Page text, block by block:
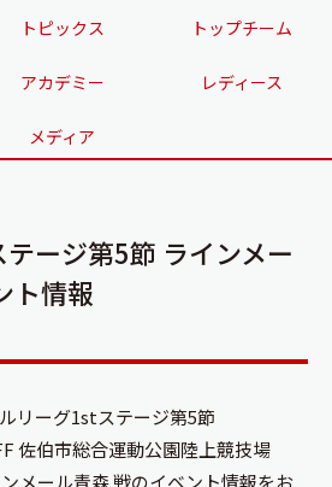
トピックス トップチーム
アカデミー レディース
メディア
ージ第5節 ラインメー
ト情報
リーグ1stステージ第5節
佐伯市総合運動公園陸上競技場
メール青森 戦のイベント情報をお